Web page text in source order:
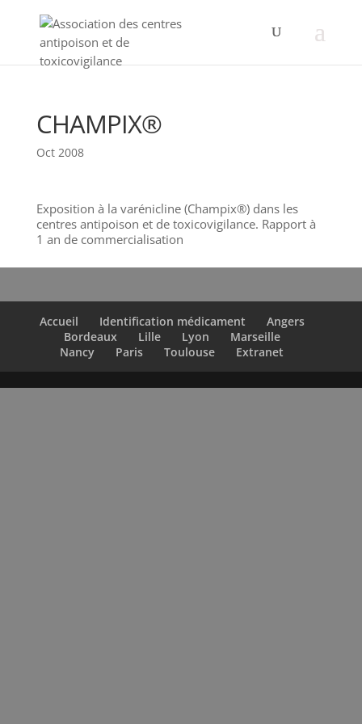
CHAMPIX®
Oct 2008
Exposition à la varénicline (Champix®) dans les
centres antipoison et de toxicovigilance. Rapport à
1 an de commercialisation
Accueil Identification médicament
Angers
Bordeaux
Lille Lyon
Marseille
Nancy
Paris Toulouse Extranet